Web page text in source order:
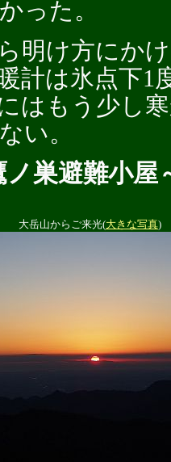
った。
明け方にか
計は氷点下1
はもう少し
い。
ノ巣避難小屋
大岳山からご来光(大きな写真)